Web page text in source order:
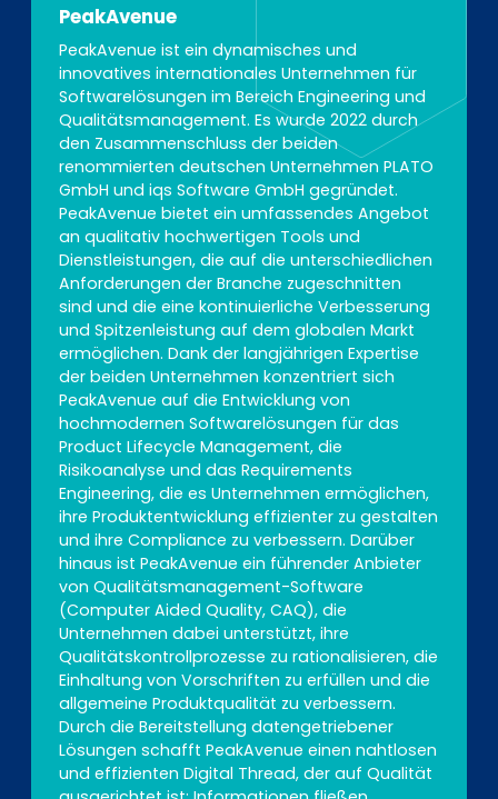
PeakAvenue
PeakAvenue ist ein dynamisches und
innovatives internationales Unternehmen für
Softwarelösungen im Bereich Engineering und
Qualitätsmanagement. Es wurde 2022 durch
den Zusammenschluss der beiden
renommierten deutschen Unternehmen PLATO
GmbH und iqs Software GmbH gegründet.
PeakAvenue bietet ein umfassendes Angebot
an qualitativ hochwertigen Tools und
Dienstleistungen, die auf die unterschiedlichen
Anforderungen der Branche zugeschnitten
sind und die eine kontinuierliche Verbesserung
und Spitzenleistung auf dem globalen Markt
ermöglichen. Dank der langjährigen Expertise
der beiden Unternehmen konzentriert sich
PeakAvenue auf die Entwicklung von
hochmodernen Softwarelösungen für das
Product Lifecycle Management, die
Risikoanalyse und das Requirements
Engineering, die es Unternehmen ermöglichen,
ihre Produktentwicklung effizienter zu gestalten
und ihre Compliance zu verbessern. Darüber
hinaus ist PeakAvenue ein führender Anbieter
von Qualitätsmanagement-Software
(Computer Aided Quality, CAQ), die
Unternehmen dabei unterstützt, ihre
Qualitätskontrollprozesse zu rationalisieren, die
Einhaltung von Vorschriften zu erfüllen und die
allgemeine Produktqualität zu verbessern.
Durch die Bereitstellung datengetriebener
Lösungen schafft PeakAvenue einen nahtlosen
und effizienten Digital Thread, der auf Qualität